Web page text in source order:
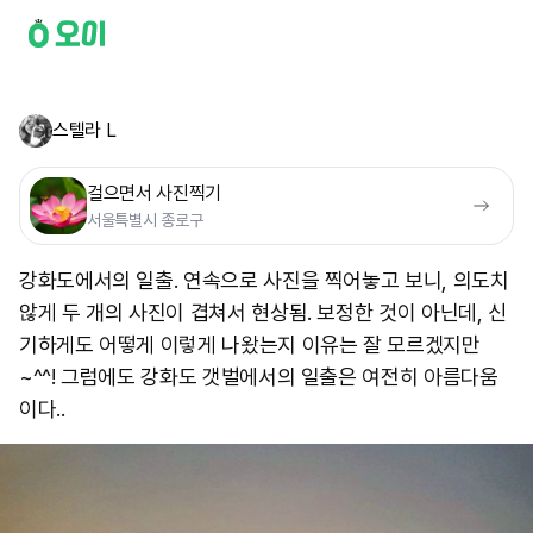
스텔라 L
걸으면서 사진찍기
서울특별시 종로구
강화도에서의 일출. 연속으로 사진을 찍어놓고 보니, 의도치
않게 두 개의 사진이 겹쳐서 현상됨. 보정한 것이 아닌데, 신
기하게도 어떻게 이렇게 나왔는지 이유는 잘 모르겠지만
~^^! 그럼에도 강화도 갯벌에서의 일출은 여전히 아름다움
이다..